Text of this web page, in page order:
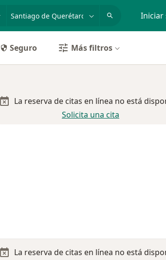
o nombre
p. ej. Guadalajara Iniciar
Seguro Más filtros
La reserva de citas en línea no está
Solicita una cita
La reserva de citas en línea no está